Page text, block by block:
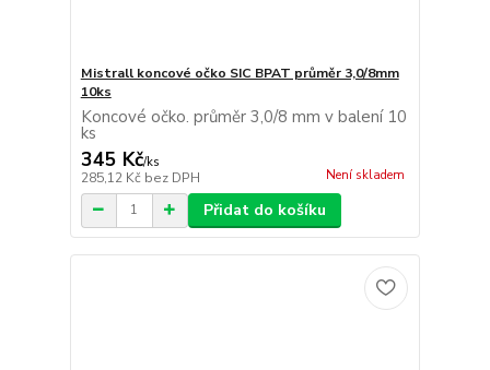
Mistrall koncové očko SIC BPAT průměr 3,0/8mm
10ks
Koncové očko. průměr 3,0/8 mm v balení 10
ks
345 Kč/ks
285,12 Kč bez DPH Není skladem
Přidat do košíku